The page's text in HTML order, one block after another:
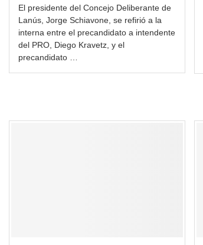
El presidente del Concejo Deliberante de
Lanús, Jorge Schiavone, se refirió a la
interna entre el precandidato a intendente
del PRO, Diego Kravetz, y el
precandidato …